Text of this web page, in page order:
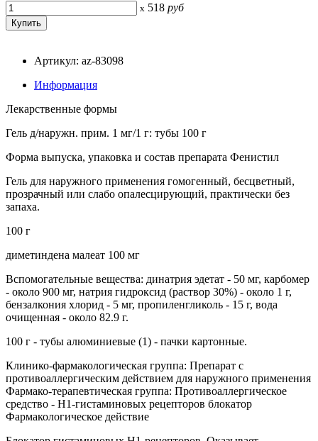
x 518 руб
Артикул: az-83098
Информация
Лекарственные формы
Гель д/наружн. прим. 1 мг/1 г: тубы 100 г
Форма выпуска, упаковка и состав препарата Фенистил
Гель для наружного применения гомогенный, бесцветный,
прозрачный или слабо опалесцирующий, практически без
запаха.
100 г
диметиндена малеат 100 мг
Вспомогательные вещества: динатрия эдетат - 50 мг, карбомер
- около 900 мг, натрия гидроксид (раствор 30%) - около 1 г,
бензалкония хлорид - 5 мг, пропиленгликоль - 15 г, вода
очищенная - около 82.9 г.
100 г - тубы алюминиевые (1) - пачки картонные.
Клинико-фармакологическая группа: Препарат с
противоаллергическим действием для наружного применения
Фармако-терапевтическая группа: Противоаллергическое
средство - H1-гистаминовых рецепторов блокатор
Фармакологическое действие